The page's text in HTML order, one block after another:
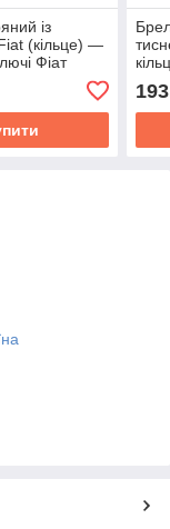
із
(кільце) —
Фіат
193